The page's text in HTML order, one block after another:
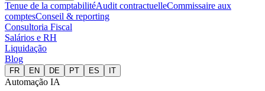
Tenue de la comptabilitéAudit contractuelleCommissaire aux
comptesConseil & reporting
Consultoria Fiscal
Salários e RH
Liquidação
Blog
FR EN DE PT ES IT
Automação IA